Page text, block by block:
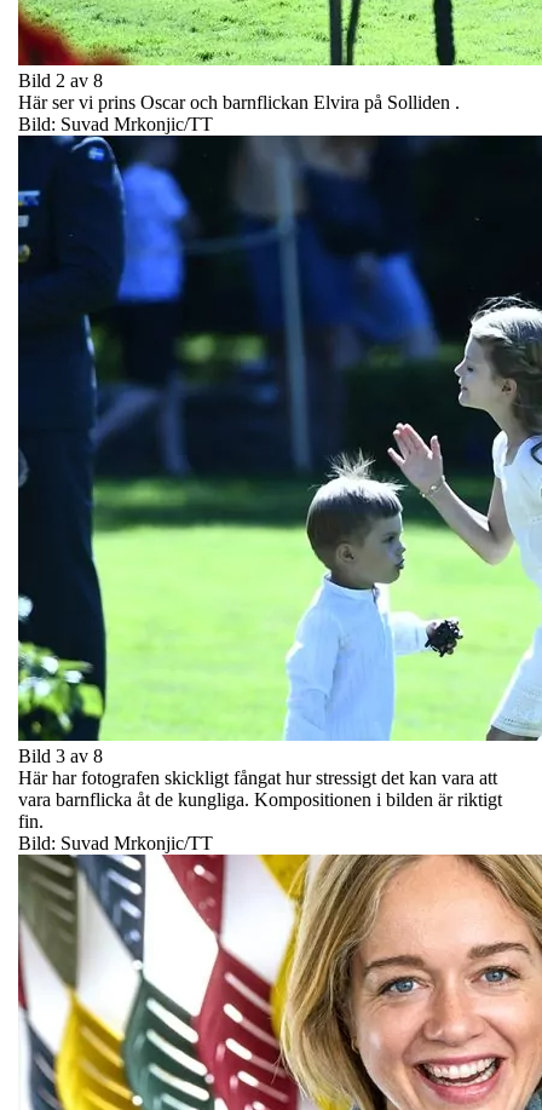
Bild 2 av 8
Här ser vi prins Oscar och barnflickan Elvira på Solliden .
Bild: Suvad Mrkonjic/TT
Bild 3 av 8
Här har fotografen skickligt fångat hur stressigt det kan vara att
vara barnflicka åt de kungliga. Kompositionen i bilden är riktigt
fin.
Bild: Suvad Mrkonjic/TT